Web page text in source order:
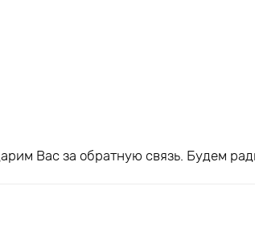
Вас за обратную связь. Будем